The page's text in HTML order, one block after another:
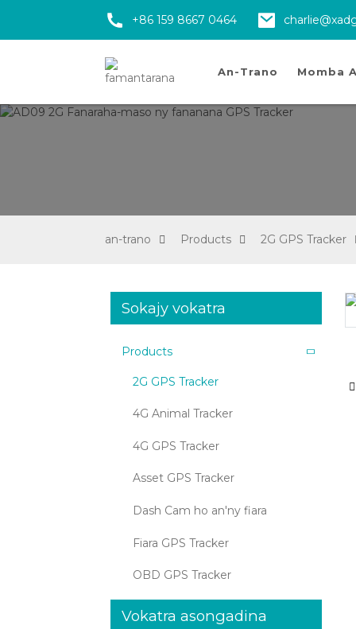
+86 159 8667 0464
An-Trano Momba
an-trano Products 2G GPS Tracker
Sokajy vokatra
Products
2G GPS Tracker
4G Animal Tracker
4G GPS Tracker
Asset GPS Tracker
Dash Cam ho an'ny fiara
Fiara GPS Tracker
OBD GPS Tracker
Vokatra asongadina
Loading...
Loading...